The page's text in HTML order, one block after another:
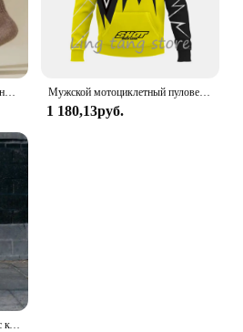
Мужской мотоциклетный пуловер с 3D принтом для любителей внедорожных видов спорта, осень/зима 2023, повседневная толстовка с капюшоном для улицы, хип-хопа, гонок, раллий
1 180,13руб.
Мужской спортивный костюм с коротким рукавом, принтом 3D и футболкой